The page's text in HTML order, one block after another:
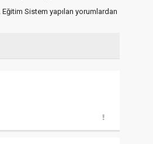
Sistem yapılan yorumlardan